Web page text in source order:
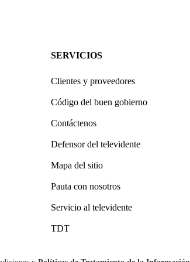
SERVICIOS
Clientes y proveedores
Código del buen gobierno
Contáctenos
Defensor del televidente
Mapa del sitio
Pauta con nosotros
Servicio al televidente
TDT